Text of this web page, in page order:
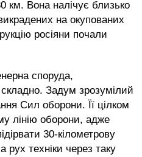
км. Вона налічує близько
на окупованих
росіяни почали
споруда,
складно. Задум зрозумілий
Сил оборони. Її цілком
лінію оборони, адже
30-кілометрову
техніки через таку